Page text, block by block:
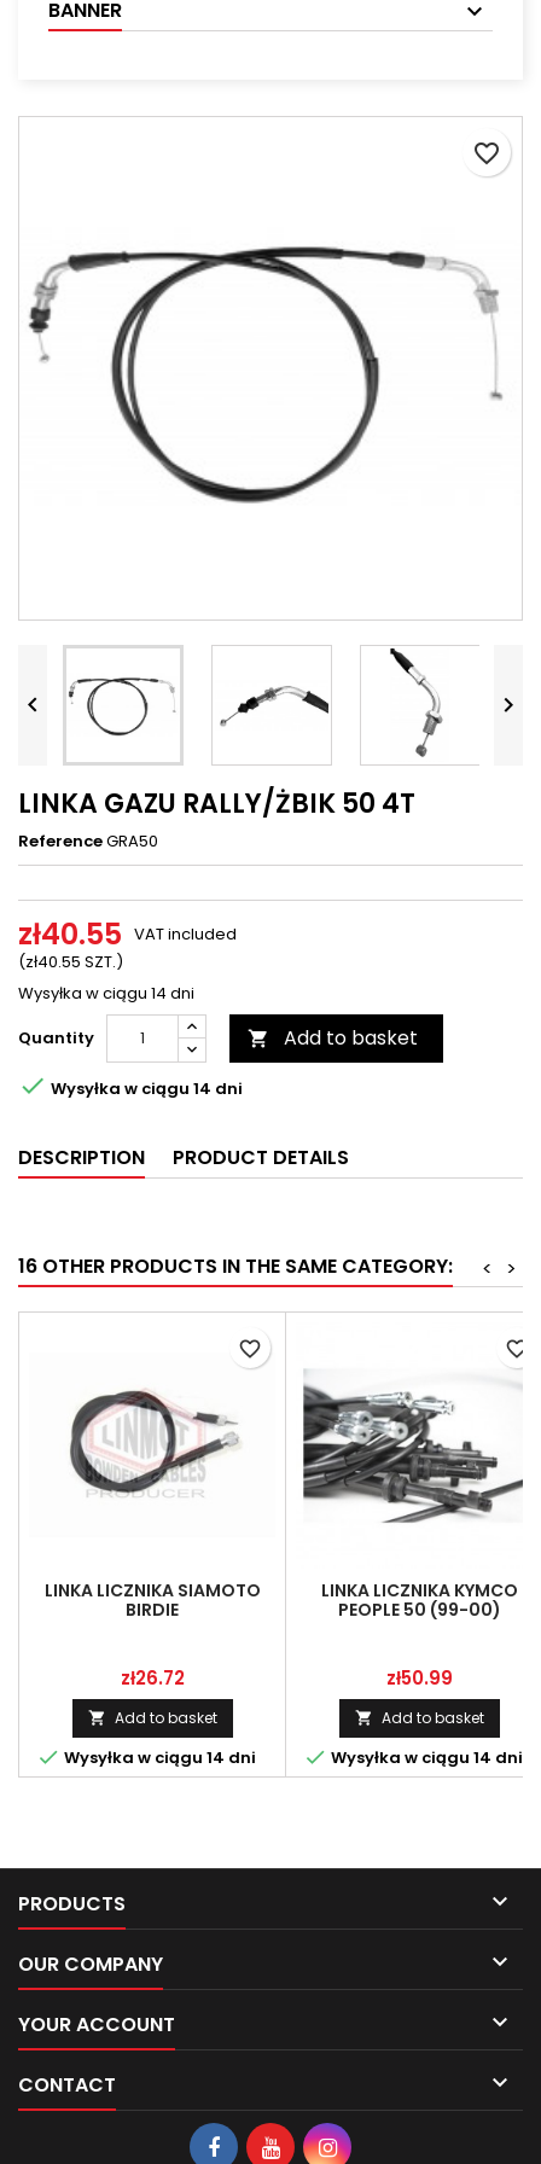
BANNER
favorite_border
 
 
LINKA GAZU RALLY/ŻBIK 50 4T
ReferenceGRA50
zł40.55
(zł40.55 SZT.)
VAT included
Wysyłka w ciągu 14 dni
Quantity
 Add to basket
 Wysyłka w ciągu 14 dni
DESCRIPTION PRODUCT DETAILS
16 OTHER PRODUCTS IN THE SAME CATEGORY: >
<
LINKA LICZNIKA SIAMOTO
BIRDIE
Price
zł26.72
 Add to basket
 Wysyłka w ciągu 14 dni
favorite_border
LINKA LICZNIKA KYMCO
PEOPLE 50 (99-00)
Price
zł50.99
 Add to basket
 Wysyłka w ciągu 14 dni
favorite_border
PRODUCTS 
OUR COMPANY 
YOUR ACCOUNT 
CONTACT 